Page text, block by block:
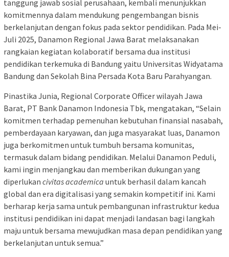
tanggung jawab sosial perusahaan, kembali menunjukkan
komitmennya dalam mendukung pengembangan bisnis
berkelanjutan dengan fokus pada sektor pendidikan. Pada Mei-
Juli 2025, Danamon Regional Jawa Barat melaksanakan
rangkaian kegiatan kolaboratif bersama dua institusi
pendidikan terkemuka di Bandung yaitu Universitas Widyatama
Bandung dan Sekolah Bina Persada Kota Baru Parahyangan.
Pinastika Junia, Regional Corporate Officer wilayah Jawa
Barat, PT Bank Danamon Indonesia Tbk, mengatakan, “Selain
komitmen terhadap pemenuhan kebutuhan finansial nasabah,
pemberdayaan karyawan, dan juga masyarakat luas, Danamon
juga berkomitmen untuk tumbuh bersama komunitas,
termasuk dalam bidang pendidikan. Melalui Danamon Peduli,
kami ingin menjangkau dan memberikan dukungan yang
diperlukan civitas academica untuk berhasil dalam kancah
global dan era digitalisasi yang semakin kompetitif ini. Kami
berharap kerja sama untuk pembangunan infrastruktur kedua
institusi pendidikan ini dapat menjadi landasan bagi langkah
maju untuk bersama mewujudkan masa depan pendidikan yang
berkelanjutan untuk semua.”